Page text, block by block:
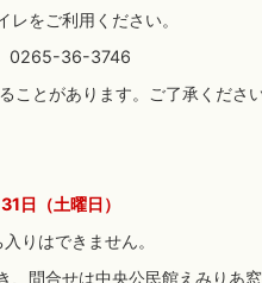
ご利用ください。
0265-36-3746
ことがあります。ご了承ください
日（土曜日）
りはできません。
合せは中央公民館えみりあ窓